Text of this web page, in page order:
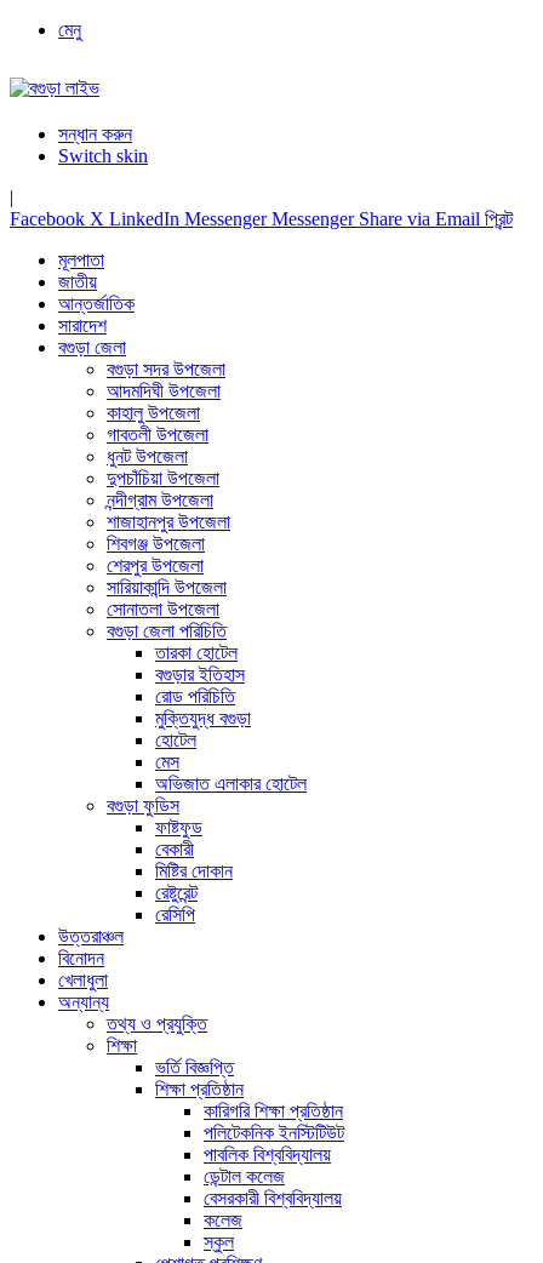
মেনু
সন্ধান করুন
Switch skin
|
Facebook X LinkedIn Messenger Messenger Share via Email প্রিন্ট
মূলপাতা
জাতীয়
আন্তর্জাতিক
সারাদেশ
বগুড়া জেলা
বগুড়া সদর উপজেলা
আদমদিঘী উপজেলা
কাহালু উপজেলা
গাবতলী উপজেলা
ধুনট উপজেলা
দুপচাঁচিয়া উপজেলা
নন্দীগ্রাম উপজেলা
শাজাহানপুর উপজেলা
শিবগঞ্জ উপজেলা
শেরপুর উপজেলা
সারিয়াকান্দি উপজেলা
সোনাতলা উপজেলা
বগুড়া জেলা পরিচিতি
তারকা হোটেল
বগুড়ার ইতিহাস
রোড পরিচিতি
মুক্তিযুদ্ধ বগুড়া
হোটেল
মেস
অভিজাত এলাকার হোটেল
বগুড়া ফুডিস
ফাষ্টফুড
বেকারী
মিষ্টির দোকান
রেষ্টুরেন্ট
রেসিপি
উত্তরাঞ্চল
বিনোদন
খেলাধুলা
অন্যান্য
তথ্য ও প্রযুক্তি
শিক্ষা
ভর্তি বিজ্ঞপ্তি
শিক্ষা প্রতিষ্ঠান
কারিগরি শিক্ষা প্রতিষ্ঠান
পলিটেকনিক ইনস্টিটিউট
পাবলিক বিশ্ববিদ্যালয়
ডেন্টাল কলেজ
বেসরকারী বিশ্ববিদ্যালয়
কলেজ
স্কুল